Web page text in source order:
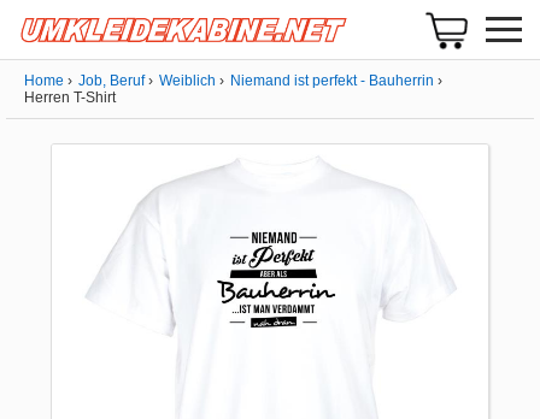
Home Job, Beruf Weiblich
Niemand ist perfekt - Bauherrin
Herren T-Shirt